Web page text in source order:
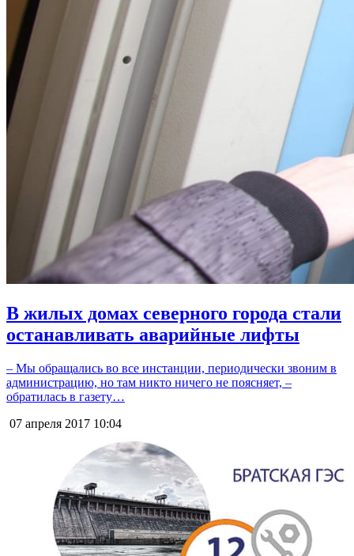
В жилых домах северного города стали
останавливать аварийные лифты
– Мы обращались во все инстанции, периодически звоним в
администрацию, но там никто ничего не поясняет, –
обратилась в газету…
07 апреля 2017 10:04